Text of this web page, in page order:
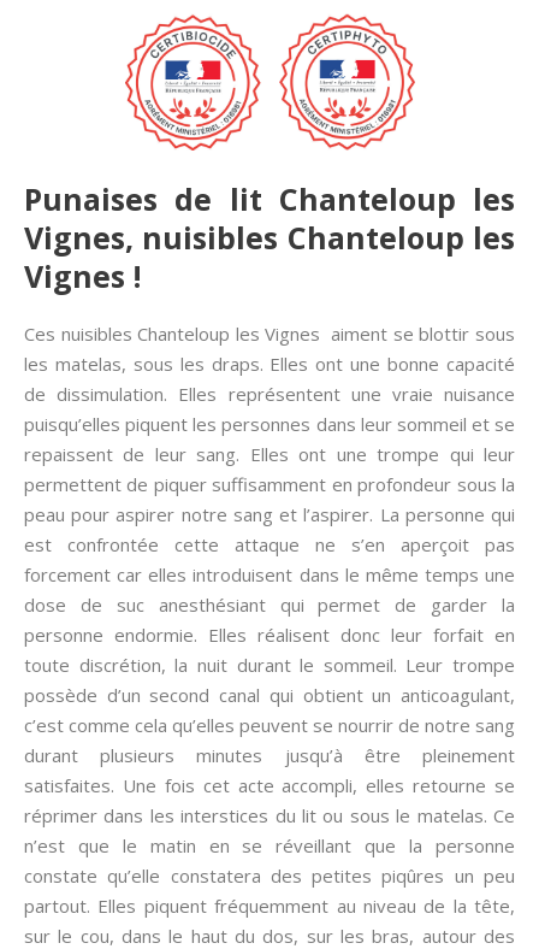
Punaises de lit Chanteloup les
Vignes, nuisibles Chanteloup les
Vignes !
Ces nuisibles Chanteloup les Vignes aiment se blottir sous
les matelas, sous les draps. Elles ont une bonne capacité
de dissimulation. Elles représentent une vraie nuisance
puisqu’elles piquent les personnes dans leur sommeil et se
repaissent de leur sang. Elles ont une trompe qui leur
permettent de piquer suffisamment en profondeur sous la
peau pour aspirer notre sang et l’aspirer. La personne qui
est confrontée cette attaque ne s’en aperçoit pas
forcement car elles introduisent dans le même temps une
dose de suc anesthésiant qui permet de garder la
personne endormie. Elles réalisent donc leur forfait en
toute discrétion, la nuit durant le sommeil. Leur trompe
possède d’un second canal qui obtient un anticoagulant,
c’est comme cela qu’elles peuvent se nourrir de notre sang
durant plusieurs minutes jusqu’à être pleinement
satisfaites. Une fois cet acte accompli, elles retourne se
réprimer dans les interstices du lit ou sous le matelas. Ce
n’est que le matin en se réveillant que la personne
constate qu’elle constatera des petites piqûres un peu
partout. Elles piquent fréquemment au niveau de la tête,
sur le cou, dans le haut du dos, sur les bras, autour des